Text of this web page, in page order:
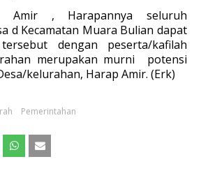
Amir , Harapannya seluruh
d Kecamatan Muara Bulian dapat
dengan peserta/kafilah
merupakan murni potensi
kelurahan, Harap Amir. (Erk)
Pemerintahan